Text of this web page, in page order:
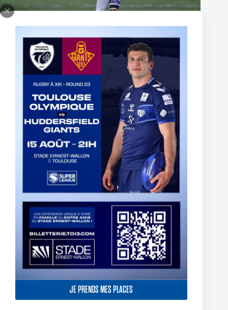
JE PRENDS MES PLACES
Thomas Lacans s’engage avec le Toulouse Olympique
5 mars 2025
York Knights – Toulouse Olympique – Dans la douleur le TO
décroche son premier succès de 2025